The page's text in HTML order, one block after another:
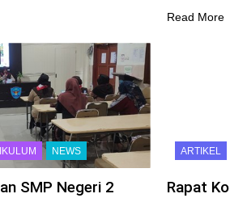
Read More
NEWS
SMP Negeri 2
ARTIKEL
Rapat